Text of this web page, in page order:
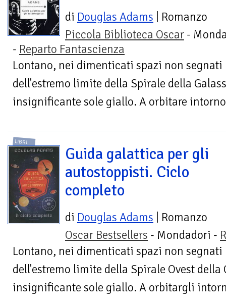
di Douglas Adams | Romanzo
Piccola Biblioteca Oscar -
- Reparto Fantascienza
Lontano, nei dimenticati spazi non
dell'estremo limite della Spirale della
insignificante sole giallo. A orbitare
LIBRI
Guida galattica per gli
autostoppisti. Ciclo
completo
di Douglas Adams | Romanzo
Oscar Bestsellers - Mondadori -
Lontano, nei dimenticati spazi non
dell'estremo limite della Spirale Ovest della
insignificante sole giallo. A orbitargli